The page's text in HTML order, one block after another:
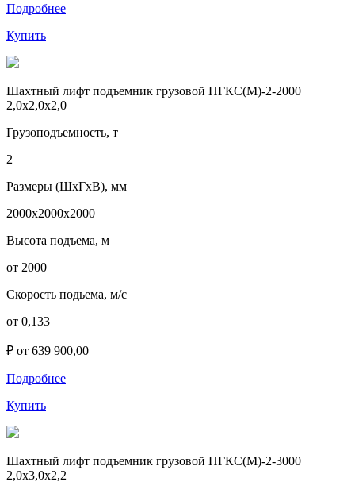
Подробнее
Купить
Шахтный лифт подъемник грузовой ПГКС(М)-2-2000
2,0х2,0х2,0
Грузоподъемность, т
2
Размеры (ШхГхВ), мм
2000х2000х2000
Высота подъема, м
от 2000
Скорость подьема, м/с
от 0,133
₽ от 639 900,00
Подробнее
Купить
Шахтный лифт подъемник грузовой ПГКС(М)-2-3000
2,0х3,0х2,2